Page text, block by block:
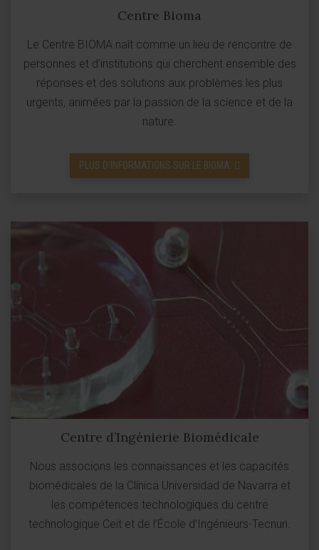
Centre Bioma
Le Centre BIOMA naît comme un lieu de rencontre de
personnes et d’institutions qui cherchent ensemble des
réponses et des solutions aux problèmes les plus
urgents, animées par la passion de la science et de la
nature.
PLUS D’INFORMATIONS SUR LE BIOMA
Centre d’Ingénierie Biomédicale
Nous associons les connaissances et les capacités
biomédicales de la Clínica Universidad de Navarra et
les compétences technologiques du centre
technologique Ceit et de l’École d’Ingénieurs-Tecnun.